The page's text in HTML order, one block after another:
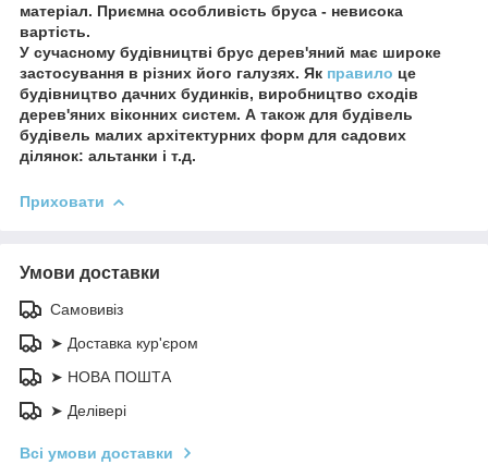
матеріал. Приємна особливість бруса - невисока
вартість.
У сучасному будівництві брус дерев'яний має широке
застосування в різних його галузях. Як правило це
будівництво дачних будинків, виробництво сходів
дерев'яних віконних систем. А також для будівель
будівель малих архітектурних форм для садових
ділянок: альтанки і т.д.
Приховати
Умови доставки
Самовивіз
➤ Доставка кур'єром
➤ НОВА ПОШТА
➤ Делівері
Всі умови доставки